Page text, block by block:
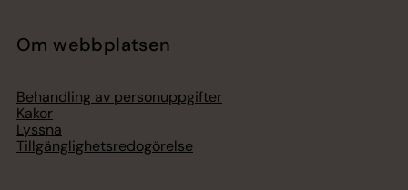
Om webbplatsen
Behandling av personuppgifter
Kakor
Lyssna
Tillgänglighetsredogörelse